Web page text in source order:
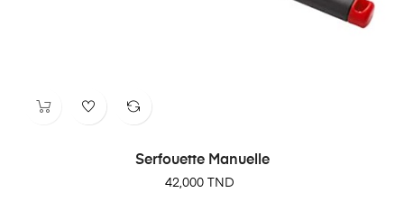
Serfouette Manuelle
Prix
42,000 TND